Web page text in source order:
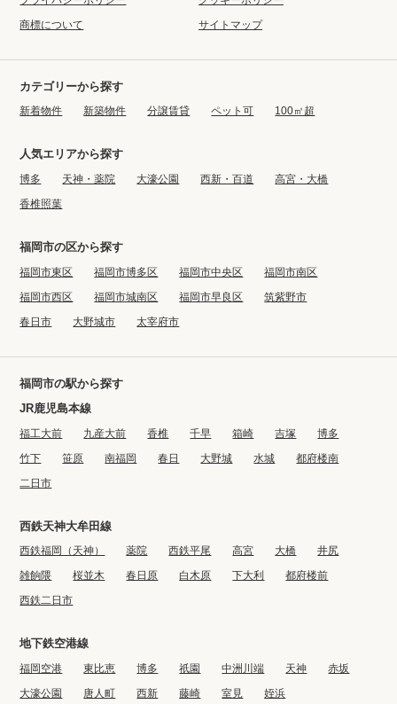
商標について
サイトマップ
カテゴリーから探す
新着物件 新築物件 分譲賃貸 ペット可 100㎡超
人気エリアから探す
博多 天神・薬院 大濠公園 西新・百道
高宮・大橋
香椎照葉
福岡市の区から探す
福岡市東区 福岡市博多区 福岡市中央区
福岡市南区
福岡市西区
福岡市城南区 福岡市早良区
筑紫野市
春日市
大野城市 太宰府市
福岡市の駅から探す
JR鹿児島本線
福工大前 九産大前 香椎 千早 箱崎 吉塚
博多
竹下
笹原 南福岡 春日 大野城 水城
都府楼南
二日市
西鉄天神大牟田線
西鉄福岡（天神） 薬院 西鉄平尾 高宮 大橋
井尻
雑餉隈
桜並木 春日原 白木原 下大利
都府楼前
西鉄二日市
地下鉄空港線
福岡空港 東比恵 博多 祇園 中洲川端 天神
赤坂
大濠公園
唐人町 西新 藤崎 室見 姪浜